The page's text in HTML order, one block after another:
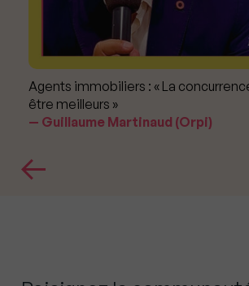
Agents immobiliers : « La
être meilleurs »
Guillaume Martinaud (Orpi)